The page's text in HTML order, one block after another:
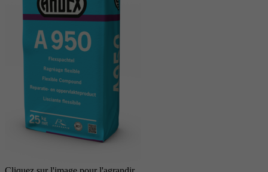
Période 6 Monate
Objectif
reCAPTCHA setzt ein notwendiges Cookie
(_GRECAPTCHA), wenn es zum Zweck der
Risikoanalyse ausgeführt wird.